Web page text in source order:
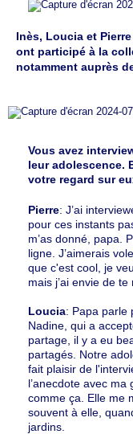
Inès, Loucia et
ont participé à la
notamment auprès
Vous avez
leur adolescence.
votre regard sur
Pierre: J’ai
pour ces instants
m’as donné, papa.
ligne. J’aimerais
que c'est cool, je
mais j’ai envie de
Loucia: Papa parle
Nadine, qui a
partage, il y a eu
partagés. Notre
fait plaisir de
l’anecdote avec ma
comme ça. Elle me
souvent à elle,
jardins.